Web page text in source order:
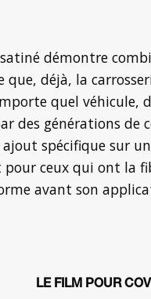
démontre
que, déjà, la
quel
des générations
spécifique sur
ceux qui ont la
avant son
LE FILM POUR